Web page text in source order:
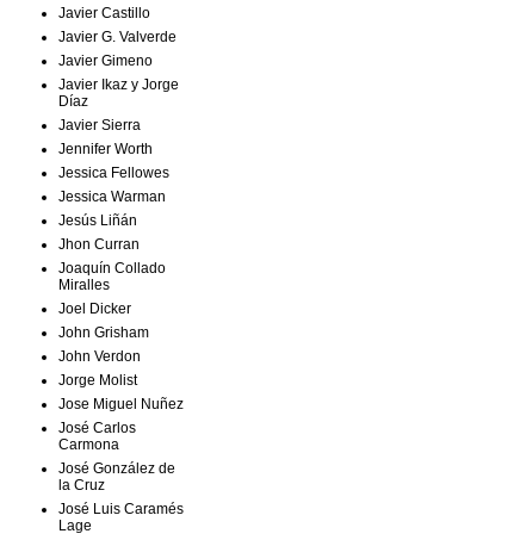
Javier Castillo
Javier G. Valverde
Javier Gimeno
Javier Ikaz y Jorge
Díaz
Javier Sierra
Jennifer Worth
Jessica Fellowes
Jessica Warman
Jesús Liñán
Jhon Curran
Joaquín Collado
Miralles
Joel Dicker
John Grisham
John Verdon
Jorge Molist
Jose Miguel Nuñez
José Carlos
Carmona
José González de
la Cruz
José Luis Caramés
Lage